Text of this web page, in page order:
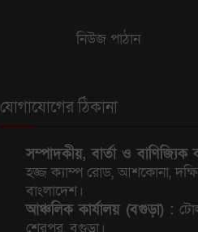
নিউজ পাঠান
যোগাযোগের ঠিকানা
সম্পাদকীয়, বার্তা ও বাণিজ্যিক
হজ্জ ক্যাম্প রোড, আশকোনা,
বাংলাদেশ।
আঞ্চলিক কার্যালয় (বগুড়া) :